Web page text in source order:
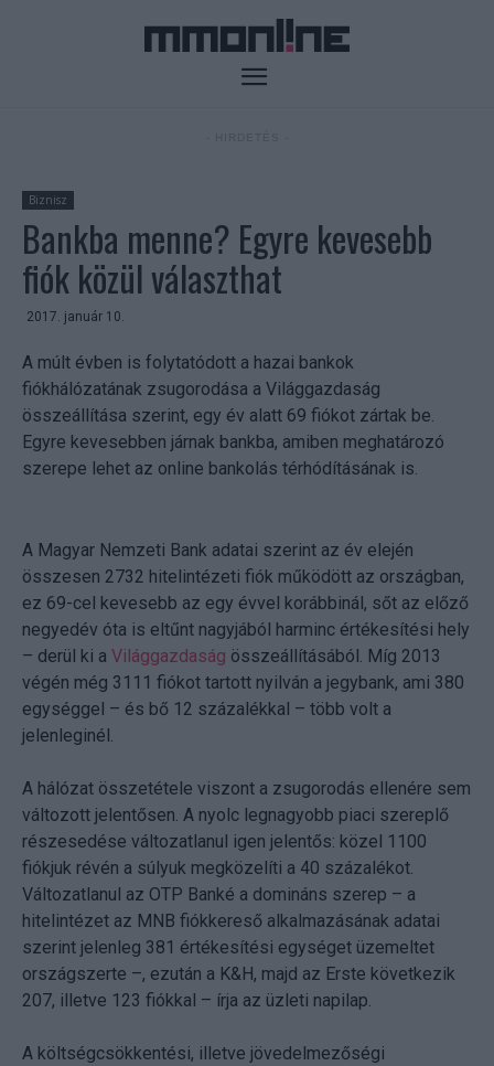
Biznisz
Bankba menne? Egyre kevesebb
fiók közül választhat
2017. január 10.
A múlt évben is folytatódott a hazai bankok
fiókhálózatának zsugorodása a Világgazdaság
összeállítása szerint, egy év alatt 69 fiókot zártak be.
Egyre kevesebben járnak bankba, amiben meghatározó
szerepe lehet az online bankolás térhódításának is.
A Magyar Nemzeti Bank adatai szerint az év elején
összesen 2732 hitelintézeti fiók működött az országban,
ez 69-cel kevesebb az egy évvel korábbinál, sőt az előző
negyedév óta is eltűnt nagyjából harminc értékesítési hely
– derül ki a Világgazdaság összeállításából. Míg 2013
végén még 3111 fiókot tartott nyilván a jegybank, ami 380
egységgel – és bő 12 százalékkal – több volt a
jelenleginél.
A hálózat összetétele viszont a zsugorodás ellenére sem
változott jelentősen. A nyolc legnagyobb piaci szereplő
részesedése változatlanul igen jelentős: közel 1100
fiókjuk révén a súlyuk megközelíti a 40 százalékot.
Változatlanul az OTP Banké a domináns szerep – a
hitelintézet az MNB fiókkereső alkalmazásának adatai
szerint jelenleg 381 értékesítési egységet üzemeltet
országszerte –, ezután a K&H, majd az Erste következik
207, illetve 123 fiókkal – írja az üzleti napilap.
A költségcsökkentési, illetve jövedelmezőségi